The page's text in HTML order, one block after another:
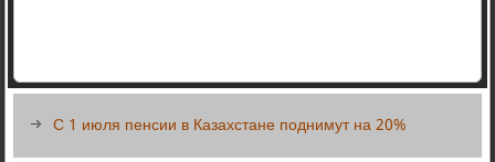
С 1 июля пенсии в Казахстане поднимут на 20%